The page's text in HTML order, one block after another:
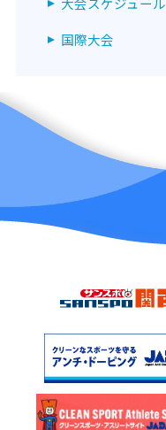
国際大会